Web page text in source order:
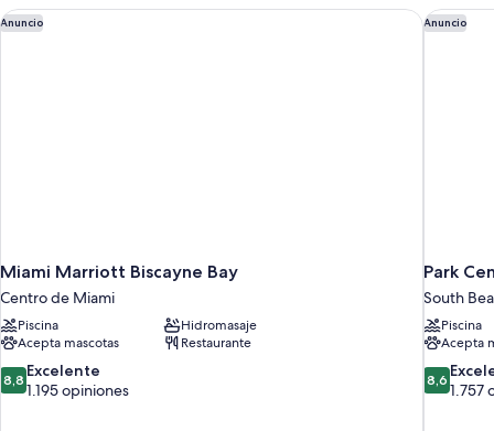
Anuncio
Miami Marriott Biscayne Bay
Centro de Miami
Piscina
Hidromasaje
Acepta mascotas
Restaurante
8.8
de
8,8 Excelente
1.195 opiniones
Miami Marriott Biscayne Bay Anuncio
Park
South
Piscina
Acepta
8.6
de
8,6
1.757
Park